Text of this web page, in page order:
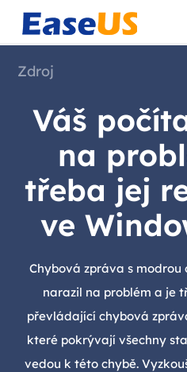
EaseUS
Zdroj
Váš
na
třeba jej
ve
Chybová zpráva s
narazil na problém a je
převládající chybová
které pokrývají všechny
vedou k této chybě.